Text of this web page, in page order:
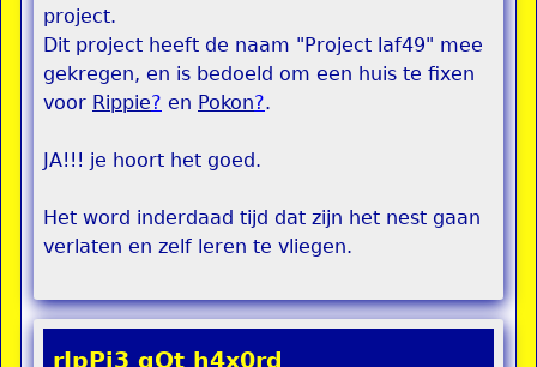
project.
Dit project heeft de naam "Project laf49" mee
gekregen, en is bedoeld om een huis te fixen
voor Rippie? en Pokon?.
JA!!! je hoort het goed.
Het word inderdaad tijd dat zijn het nest gaan
verlaten en zelf leren te vliegen.
rIpPi3 gOt h4x0rd